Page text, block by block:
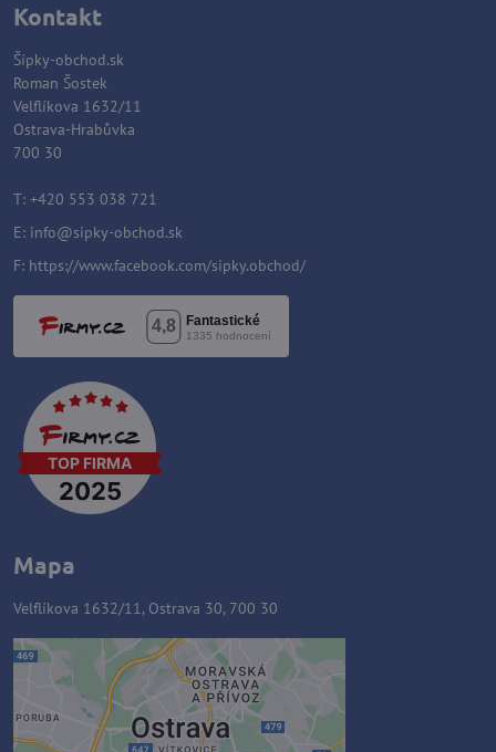
Kontakt
Šípky-obchod.sk
Roman Šostek
Velflíkova 1632/11
Ostrava-Hrabůvka
700 30
T: +420 553 038 721
E: info@sipky-obchod.sk
F: https://www.facebook.com/sipky.obchod/
Mapa
Velflíkova 1632/11, Ostrava 30, 700 30
Externý obsah je blokovaný
Voľbami súkromia